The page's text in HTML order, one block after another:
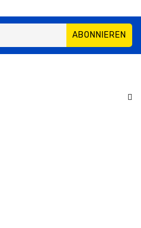
ABONNIEREN